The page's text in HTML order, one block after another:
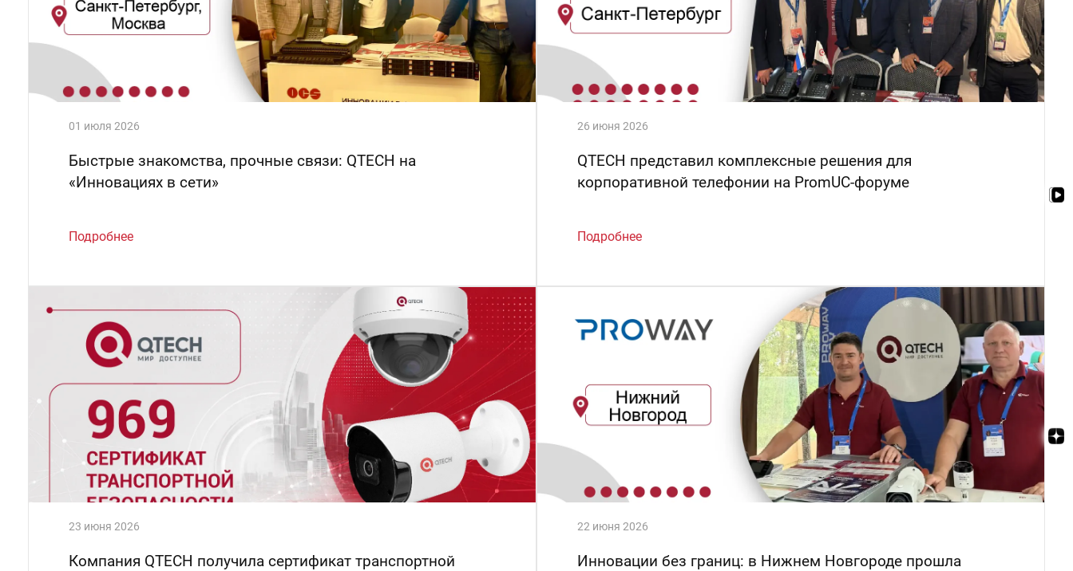
01 июля 2026
Быстрые знакомства, прочные связи: QTECH на
«Инновациях в сети»
Подробнее
26 июня 2026
QTECH представил комплексные решения для
корпоративной телефонии на PromUC-форуме
Подробнее
23 июня 2026
Компания QTECH получила сертификат транспортной
22 июня 2026
Инновации без границ: в Нижнем Новгороде прошла